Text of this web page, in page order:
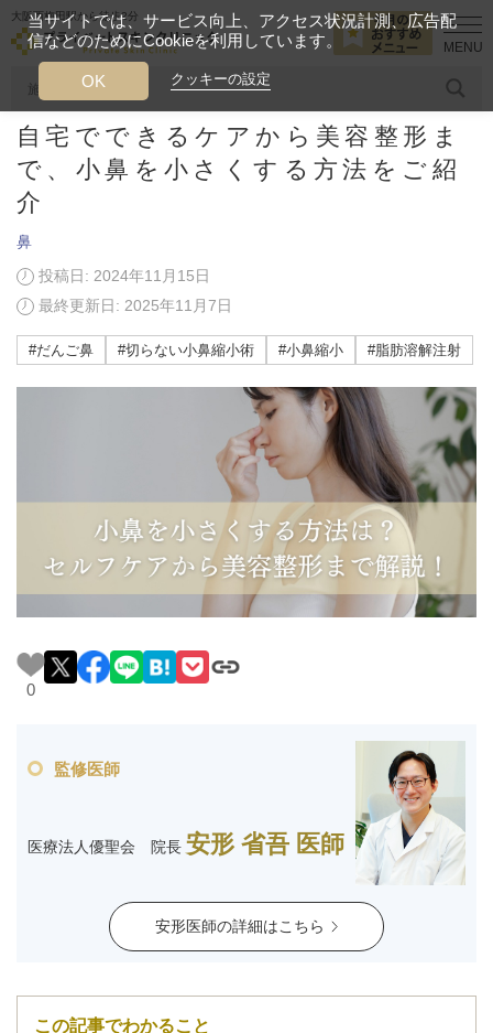
大阪西梅田駅から徒歩2分
人気のワード 糸リフト ヒアルロン酸 リジュランアイ
プライベートスキンクリニックが
選ばれる理由
施術症例
医師紹介
医師の
予約方法に
美容ブログ 鼻 自宅でできるケアから美容整形まで、小
自宅でできるケアから美容整形ま
で、小鼻を小さくする方法をご紹
介
鼻
投稿日: 2024年11月15日
最終更新日: 2025年11月7日
#だんご鼻 #切らない小鼻縮小術 #小鼻縮小 #脂肪溶解注射
0
監修医師
医療法人優聖会 院長 安形 省吾 医師
安形医師の詳細はこちら
この記事でわかること
当サイトでは、サービス向上、アクセス状況計測、広告配
信などのためにCookieを利用しています。
クッキーの設定
OK